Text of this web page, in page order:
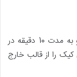
پس از پخت کیک، آن را از فر خارج نموده و به مدت 10 دقیقه در
را از قالب خارج